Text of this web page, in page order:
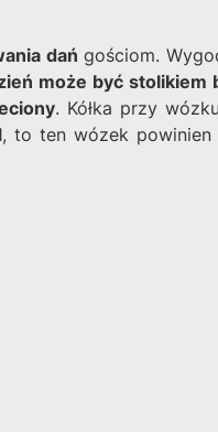
dań gościom.
może być stolikiem
. Kółka przy
ten wózek powinien